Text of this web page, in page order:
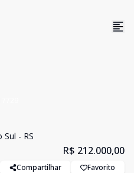
Sul - RS
R$ 212.000,00
Compartilhar Favorito